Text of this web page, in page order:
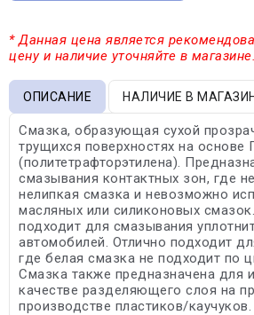
* Данная цена является
цену и наличие уточняйте в магазине.
ОПИСАНИЕ НАЛИЧИЕ В
Смазка, образующая сухой
трущихся поверхностях на
(политетрафторэтилена).
смазывания контактных зон, где
нелипкая смазка и невозможно
масляных или силиконовых
подходит для смазывания
автомобилей. Отлично подходит
где белая смазка не подходит по
Смазка также предназначена для
качестве разделяющего слоя на
производстве пластиков/каучуков.